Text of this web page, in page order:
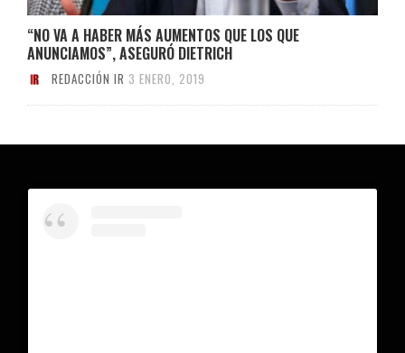
“NO VA A HABER MÁS AUMENTOS QUE LOS QUE
ANUNCIAMOS”, ASEGURÓ DIETRICH
REDACCIÓN IR 3 ENERO, 2019